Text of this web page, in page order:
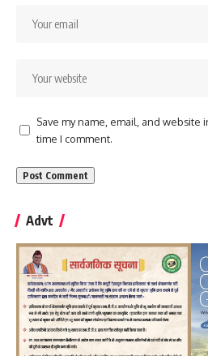
Save my name, email, and
time I comment.
Advt